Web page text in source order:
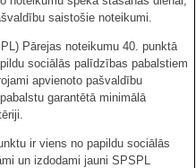
saistošie noteikumi.
Pārejas noteikumu 40. punktā
sociālās palīdzības pabalstiem
apvienoto pašvaldību
garantētā minimālā
ir viens no papildu sociālās
un izdodami jauni SPSPL